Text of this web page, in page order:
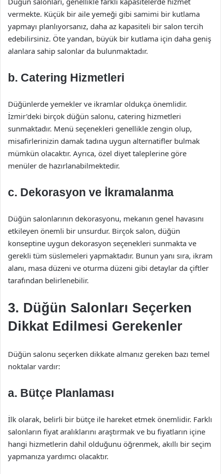
vermekte. Küçük bir aile yemeği gibi samimi bir kutlama
yapmayı planlıyorsanız, daha az kapasiteli bir salon tercih
edebilirsiniz. Öte yandan, büyük bir kutlama için daha geniş
alanlara sahip salonlar da bulunmaktadır.
b. Catering Hizmetleri
Düğünlerde yemekler ve ikramlar oldukça önemlidir.
İzmir’deki birçok düğün salonu, catering hizmetleri
sunmaktadır. Menü seçenekleri genellikle zengin olup,
misafirlerinizin damak tadına uygun alternatifler bulmak
mümkün olacaktır. Ayrıca, özel diyet taleplerine göre
menüler de hazırlanabilmektedir.
c. Dekorasyon ve İkramalanma
Düğün salonlarının dekorasyonu, mekanın genel havasını
etkileyen önemli bir unsurdur. Birçok salon, düğün
konseptine uygun dekorasyon seçenekleri sunmakta ve
gerekli tüm süslemeleri yapmaktadır. Bunun yanı sıra, ikram
alanı, masa düzeni ve oturma düzeni gibi detaylar da çiftler
tarafından belirlenebilir.
3. Düğün Salonları Seçerken
Dikkat Edilmesi Gerekenler
Düğün salonu seçerken dikkate almanız gereken bazı temel
noktalar vardır:
a. Bütçe Planlaması
İlk olarak, belirli bir bütçe ile hareket etmek önemlidir. Farklı
salonların fiyat aralıklarını araştırmak ve bu fiyatların içine
hangi hizmetlerin dahil olduğunu öğrenmek, akıllı bir seçim
yapmanıza yardımcı olacaktır.